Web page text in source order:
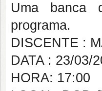
Uma banca
programa.
DISCENTE :
DATA : 23/03/
HORA: 17:00